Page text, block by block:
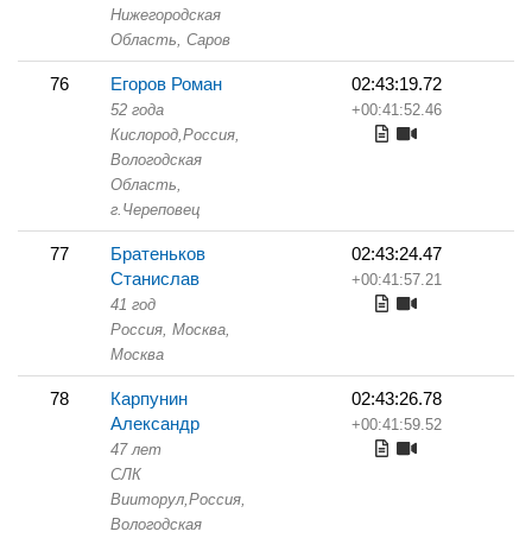
Нижегородская
Область, Саров
76 Егоров Роман
52 года
Кислород,Россия,
Вологодская
Область,
г.Череповец
02:43:19.72
+00:41:52.46
77
Братеньков
Станислав
41 год
Россия, Москва,
Москва
02:43:24.47
+00:41:57.21
78
Карпунин
Александр
47 лет
СЛК
Вииторул,Россия,
Вологодская
02:43:26.78
+00:41:59.52